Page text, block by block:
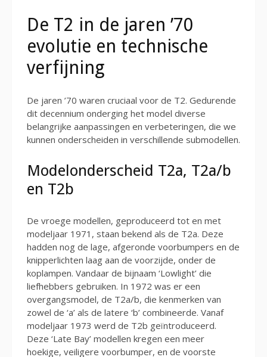
De T2 in de jaren ’70
evolutie en technische
verfijning
De jaren ’70 waren cruciaal voor de T2. Gedurende
dit decennium onderging het model diverse
belangrijke aanpassingen en verbeteringen, die we
kunnen onderscheiden in verschillende submodellen.
Modelonderscheid T2a, T2a/b
en T2b
De vroege modellen, geproduceerd tot en met
modeljaar 1971, staan bekend als de T2a. Deze
hadden nog de lage, afgeronde voorbumpers en de
knipperlichten laag aan de voorzijde, onder de
koplampen. Vandaar de bijnaam ‘Lowlight’ die
liefhebbers gebruiken. In 1972 was er een
overgangsmodel, de T2a/b, die kenmerken van
zowel de ‘a’ als de latere ‘b’ combineerde. Vanaf
modeljaar 1973 werd de T2b geïntroduceerd.
Deze ‘Late Bay’ modellen kregen een meer
hoekige, veiligere voorbumper, en de voorste